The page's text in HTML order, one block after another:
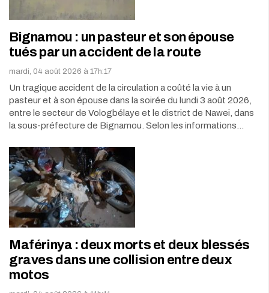
Bignamou : un pasteur et son épouse
tués par un accident de la route
mardi, 04 août 2026 à 17h:17
Un tragique accident de la circulation a coûté la vie à un
pasteur et à son épouse dans la soirée du lundi 3 août 2026,
entre le secteur de Vologbélaye et le district de Nawei, dans
la sous-préfecture de Bignamou. Selon les informations…
Maférinya : deux morts et deux blessés
graves dans une collision entre deux
motos